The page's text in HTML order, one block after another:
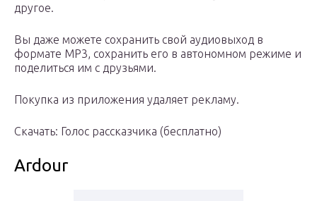
другое.
Вы даже можете сохранить свой аудиовыход в
формате MP3, сохранить его в автономном режиме и
поделиться им с друзьями.
Покупка из приложения удаляет рекламу.
Скачать: Голос рассказчика (бесплатно)
Ardour